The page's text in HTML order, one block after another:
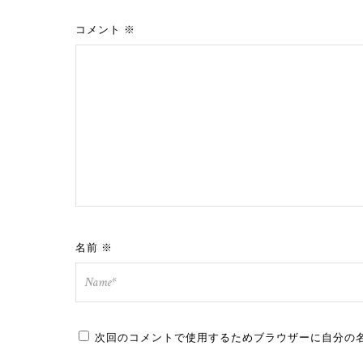
コメント ※
名前 ※
次回のコメントで使用するためブラウザーに自分